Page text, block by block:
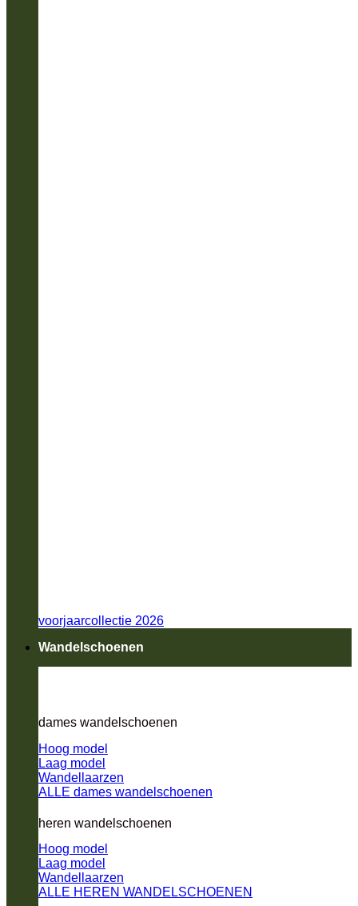
voorjaarcollectie 2026
Wandelschoenen
dames wandelschoenen
Hoog model
Laag model
Wandellaarzen
ALLE dames wandelschoenen
heren wandelschoenen
Hoog model
Laag model
Wandellaarzen
ALLE HEREN WANDELSCHOENEN